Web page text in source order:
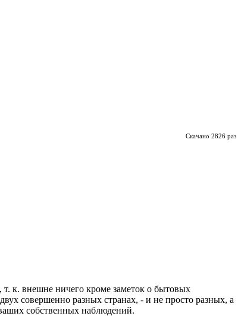
Скачано 2826 раз
к. внешне ничего кроме заметок о бытовых
совершенно разных странах, - и не просто разных, а
собственных наблюдений.